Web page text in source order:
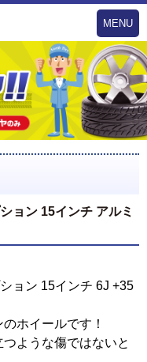
MENU
ョン 15インチ アルミ
ョン 15インチ 6J +35
ホイールです！
ような傷ではないと